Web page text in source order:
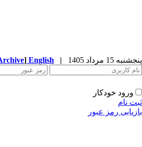
15 مرداد 1405 |
English
[Archive]
ورود خودکار
نام
رمز عبور